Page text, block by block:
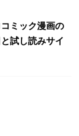
ミック漫画の
試し読みサイ